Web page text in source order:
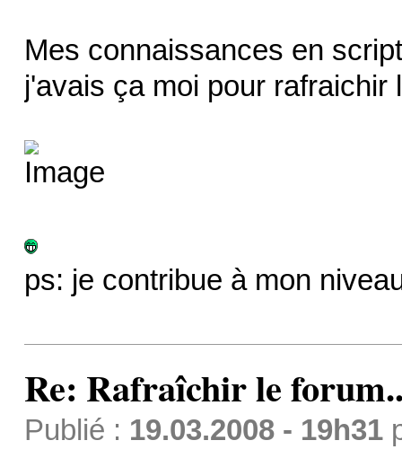
Mes connaissances en
j'avais ça moi pour rafraichir
ps: je contribue à mon
Re: Rafraîchir le
Publié : 19.03.2008 - 19h31